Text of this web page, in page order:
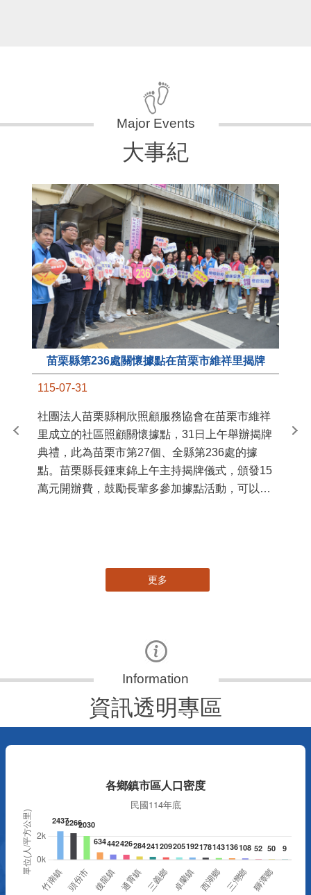
大事紀
苗栗縣第236處關懷據點在苗栗市維祥里揭牌
115-07-31
社團法人苗栗縣桐欣照顧服務協會在苗栗市維祥
里成立的社區照顧關懷據點，31日上午舉辦揭牌
典禮，此為苗栗市第27個、全縣第236處的據
點。苗栗縣長鍾東錦上午主持揭牌儀式，頒發15
萬元開辦費，鼓勵長輩多參加據點活動，可以更
苗
更多
資訊透明專區